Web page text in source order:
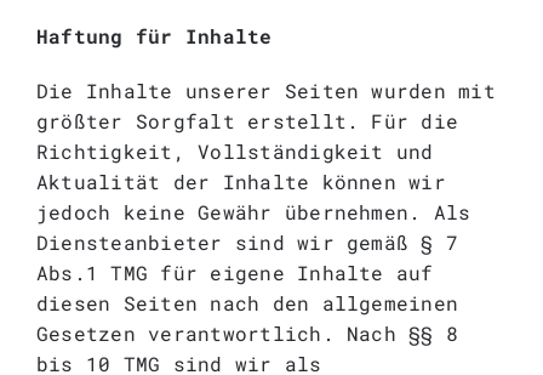
Haftung für Inhalte
Die Inhalte unserer Seiten wurden mit
größter Sorgfalt erstellt. Für die
Richtigkeit, Vollständigkeit und
Aktualität der Inhalte können wir
jedoch keine Gewähr übernehmen. Als
Diensteanbieter sind wir gemäß § 7
Abs.1 TMG für eigene Inhalte auf
diesen Seiten nach den allgemeinen
Gesetzen verantwortlich. Nach §§ 8
bis 10 TMG sind wir als